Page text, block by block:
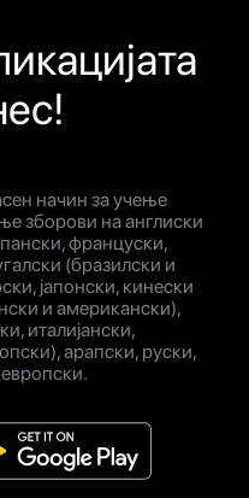
начин за учење
зборови на англиски
француски,
(бразилски и
јапонски, кинески
и американски),
италијански,
арапски, руски,